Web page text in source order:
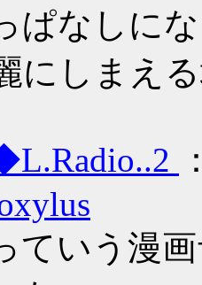
ぱなしに
にしまえ
ていう漫